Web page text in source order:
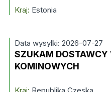
Kraj: Estonia
Data wysylki: 2026-07-27
SZUKAM
KOMINOWYCH